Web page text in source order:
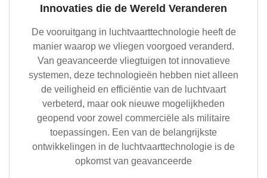
Innovaties die de Wereld Veranderen
De vooruitgang in luchtvaarttechnologie heeft de
manier waarop we vliegen voorgoed veranderd.
Van geavanceerde vliegtuigen tot innovatieve
systemen, deze technologieën hebben niet alleen
de veiligheid en efficiëntie van de luchtvaart
verbeterd, maar ook nieuwe mogelijkheden
geopend voor zowel commerciële als militaire
toepassingen. Een van de belangrijkste
ontwikkelingen in de luchtvaarttechnologie is de
opkomst van geavanceerde